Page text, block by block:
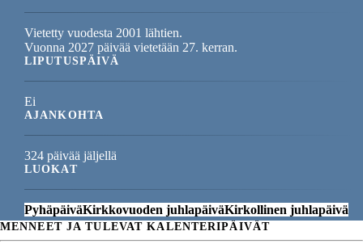
Vietetty vuodesta 2001 lähtien.
Vuonna 2027 päivää vietetään 27. kerran.
LIPUTUSPÄIVÄ
Ei
AJANKOHTA
324 päivää jäljellä
LUOKAT
PyhäpäiväKirkkovuoden juhlapäiväKirkollinen juhlapäivä
MENNEET JA TULEVAT KALENTERIPÄIVÄT